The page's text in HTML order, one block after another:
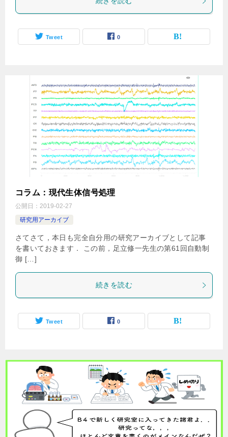
Tweet 0
コラム：現代生体信号処理
公開日： 2019-02-27
研究用アーカイブ
さてさて，本日も完全自分用の研究アーカイブとして記事
を書いておきます． この前，足立修一先生の第61回自動制
御 […]
続きを読む
Tweet 0